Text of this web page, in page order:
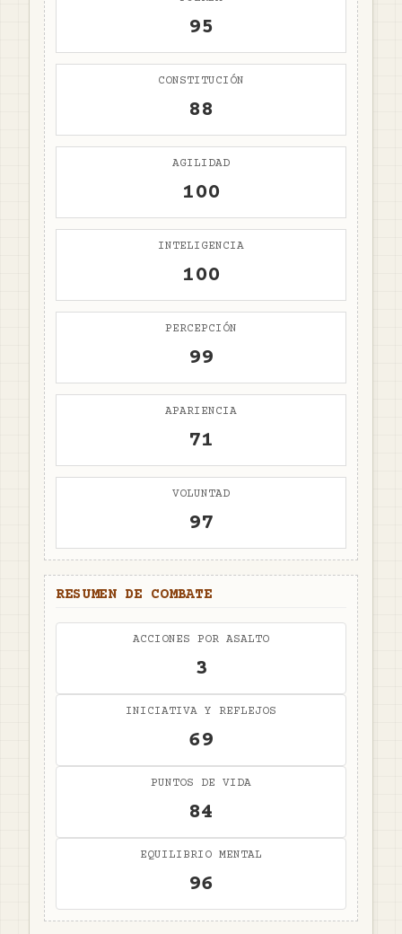
95
CONSTITUCIÓN
88
AGILIDAD
100
INTELIGENCIA
100
PERCEPCIÓN
99
APARIENCIA
71
VOLUNTAD
97
RESUMEN DE COMBATE
ACCIONES POR ASALTO
3
INICIATIVA Y REFLEJOS
69
PUNTOS DE VIDA
84
EQUILIBRIO MENTAL
96